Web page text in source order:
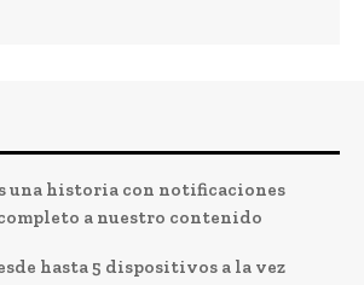
una historia con notificaciones
a nuestro contenido
hasta 5 dispositivos a la vez